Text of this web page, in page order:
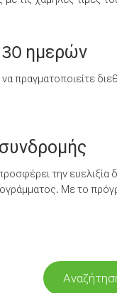
ημερών
πραγματοποιείτε
την
Με το